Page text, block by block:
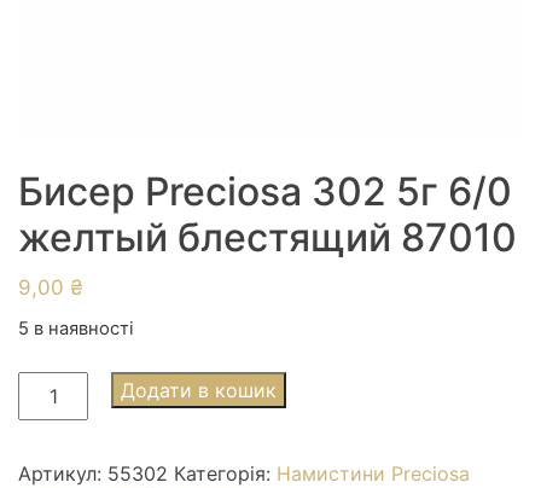
Бисер Preciosa 302 5г 6/0
желтый блестящий 87010
9,00 ₴
5 в наявності
Бисер
Preciosa
5г
Додати в кошик
Артикул: 55302 Категорія: Намистини Preciosa